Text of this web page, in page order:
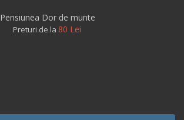
Pensiunea Dor de munte
Preturi de la 80 Lei